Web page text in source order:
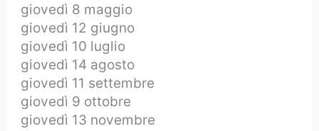
giovedì 8 maggio
giovedì 12 giugno
giovedì 10 luglio
giovedì 14 agosto
giovedì 11 settembre
giovedì 9 ottobre
giovedì 13 novembre